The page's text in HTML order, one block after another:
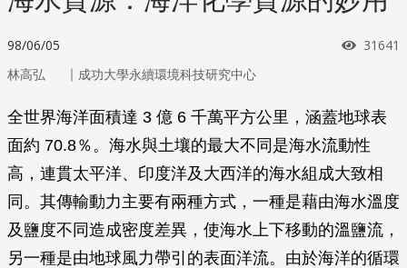
98/06/05 瀏覽次
31641
林高弘 ｜ 成功大學永續環境科技研究中心
全世界海洋面積達 3 億 6 千萬平方公里，涵蓋地球表
面約 70.8％。海水與土壤的最大不同是海水流動性
高，連貫太平洋、印度洋及大西洋的海水組成大致相
同。其傳輸動力主要有兩種方式，一種是藉由海水溫度
及鹽度不同造成密度差異，使海水上下移動的溫鹽流，
另一種是由地球風力帶引的表面洋流。由於海洋的循環